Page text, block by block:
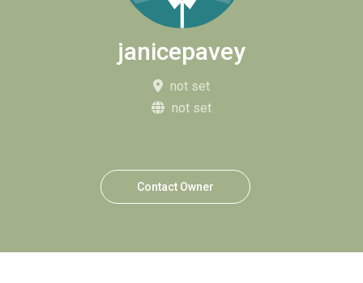
janicepavey
not set
not set
Contact Owner